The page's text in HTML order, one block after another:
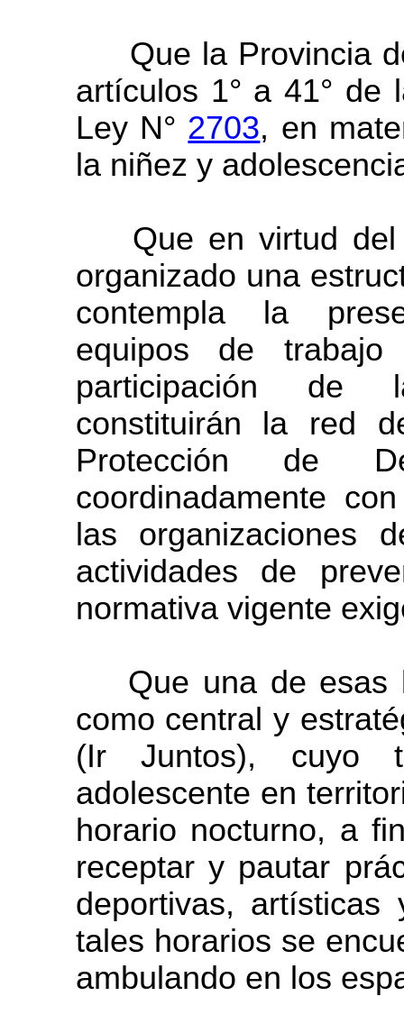
Que la Provincia
artículos 1° a 41°
Ley N° 2703, en
la niñez y
Que en virtud del
organizado una
contempla la
equipos de
participación de
constituirán la red
Protección de
coordinadamente
las organizaciones
actividades de
normativa vigente
Que una de esas
como central y
(Ir Juntos), cuyo
adolescente en
horario nocturno, a
receptar y pautar
deportivas,
tales horarios se
ambulando en los